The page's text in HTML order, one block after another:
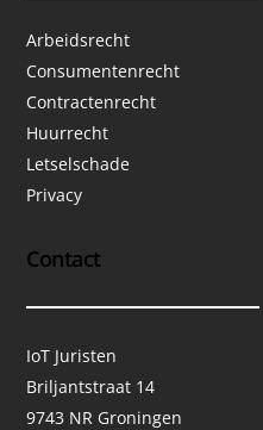
Arbeidsrecht
Consumentenrecht
Contractenrecht
Huurrecht
Letselschade
Privacy
Contact
IoT Juristen
Briljantstraat 14
9743 NR Groningen